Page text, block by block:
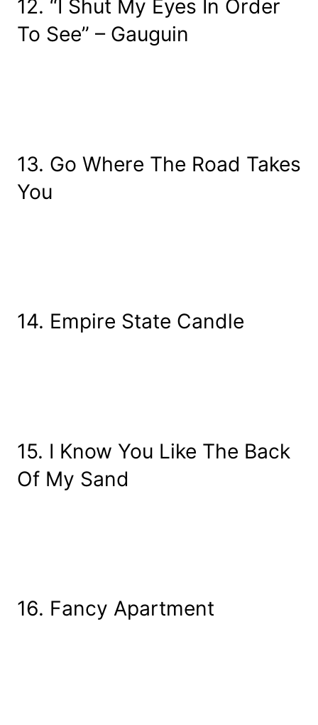
12. “I Shut My Eyes In Order
To See” – Gauguin
13. Go Where The Road Takes
You
14. Empire State Candle
15. I Know You Like The Back
Of My Sand
16. Fancy Apartment